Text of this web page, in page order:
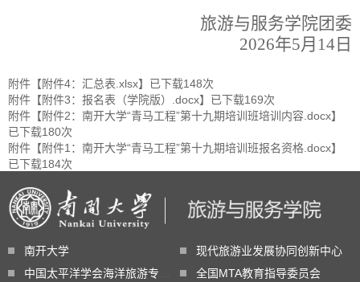
旅游与服务学院团委
2026年5月 14 日
附件【附件4：汇总表.xlsx】已下载148次
附件【附件3：报名表（学院版）.docx】已下载169次
附件【附件2：南开大学“青马工程”第十九期培训班培训内容.docx】
已下载180次
附件【附件1：南开大学“青马工程”第十九期培训班报名资格.docx】
已下载184次
南开大学
现代旅游业发展协同创新中心
中国太平洋学会海洋旅游专业委员会
全国MTA教育指导委员会